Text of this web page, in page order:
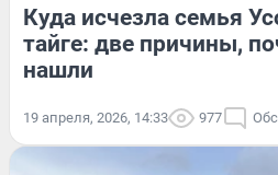
Куда исчезла семья
тайге: две причины,
нашли
19 апреля, 2026, 14:33 977